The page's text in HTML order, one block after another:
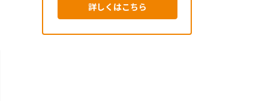
詳しくはこちら